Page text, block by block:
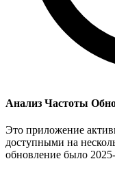
Анализ Частоты
Это приложение
доступными на
обновление было